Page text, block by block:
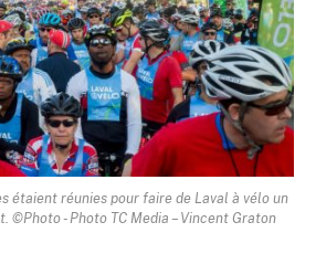
étaient réunies pour faire de Laval à vélo un
©Photo - Photo TC Media – Vincent Graton